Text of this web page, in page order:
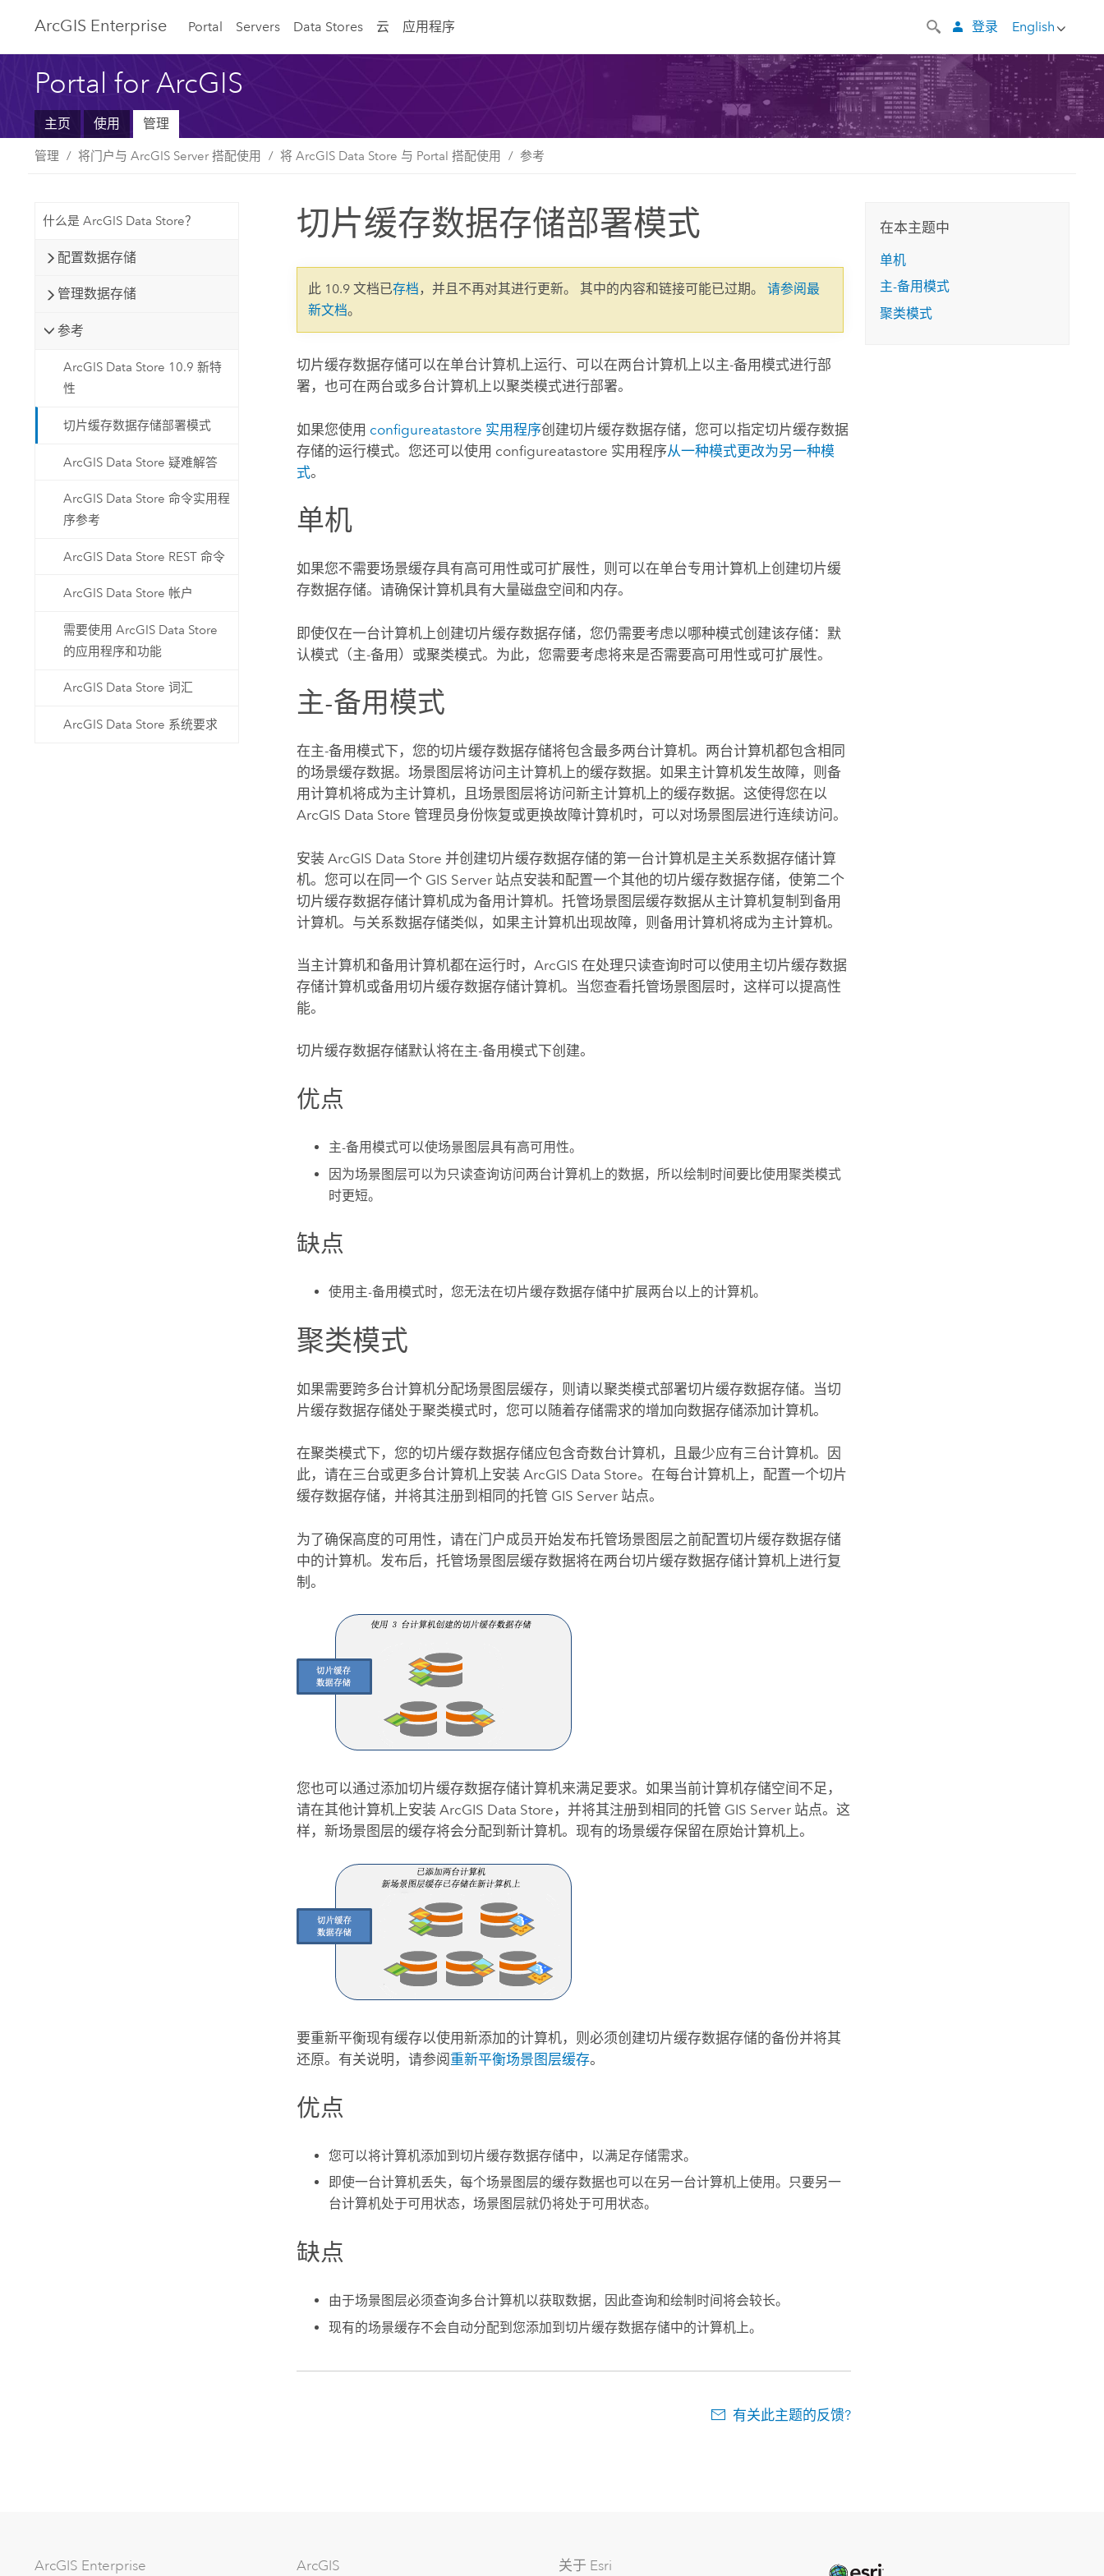
ArcGIS Enterprise Portal Servers Data Stores 云 应用程序 English
登录
Portal for ArcGIS
主页 使用 管理
管理 将门户与 ArcGIS Server 搭配使用 将 ArcGIS Data Store 与 Portal 搭配使用 参考
什么是 ArcGIS Data Store？
配置数据存储
管理数据存储
参考
ArcGIS Data Store 10.9 新特
性
切片缓存数据存储部署模式
ArcGIS Data Store 疑难解答
ArcGIS Data Store 命令实用程
序参考
ArcGIS Data Store REST 命令
ArcGIS Data Store 帐户
需要使用 ArcGIS Data Store
的应用程序和功能
ArcGIS Data Store 词汇
ArcGIS Data Store 系统要求
切片缓存数据存储部署模式
此 10.9 文档已存档，并且不再对其进行更新。 其中的内容和链接可能已过期。请参阅最
新文档。
切片缓存数据存储可以在单台计算机上运行、可以在两台计算机上以主-备用模式进行部
署，也可在两台或多台计算机上以聚类模式进行部署。
如果您使用 configureatastore 实用程序创建切片缓存数据存储，您可以指定切片缓存数据
存储的运行模式。您还可以使用 configureatastore 实用程序从一种模式更改为另一种模
式。
单机
如果您不需要场景缓存具有高可用性或可扩展性，则可以在单台专用计算机上创建切片缓
存数据存储。请确保计算机具有大量磁盘空间和内存。
即使仅在一台计算机上创建切片缓存数据存储，您仍需要考虑以哪种模式创建该存储：默
认模式（主-备用）或聚类模式。为此，您需要考虑将来是否需要高可用性或可扩展性。
主-备用模式
在主-备用模式下，您的切片缓存数据存储将包含最多两台计算机。两台计算机都包含相同
的场景缓存数据。场景图层将访问主计算机上的缓存数据。如果主计算机发生故障，则备
用计算机将成为主计算机，且场景图层将访问新主计算机上的缓存数据。这使得您在以
ArcGIS Data Store 管理员身份恢复或更换故障计算机时，可以对场景图层进行连续访问。
安装ArcGIS Data Store 并创建切片缓存数据存储的第一台计算机是主关系数据存储计算
机。您可以在同一个 GIS Server 站点安装和配置一个其他的切片缓存数据存储，使第二个
切片缓存数据存储计算机成为备用计算机。托管场景图层缓存数据从主计算机复制到备用
计算机。与关系数据存储类似，如果主计算机出现故障，则备用计算机将成为主计算机。
当主计算机和备用计算机都在运行时，ArcGIS 在处理只读查询时可以使用主切片缓存数据
存储计算机或备用切片缓存数据存储计算机。当您查看托管场景图层时，这样可以提高性
能。
切片缓存数据存储默认将在主-备用模式下创建。
优点
主-备用模式可以使场景图层具有高可用性。
因为场景图层可以为只读查询访问两台计算机上的数据，所以绘制时间要比使用聚类模式
时更短。
缺点
使用主-备用模式时，您无法在切片缓存数据存储中扩展两台以上的计算机。
聚类模式
如果需要跨多台计算机分配场景图层缓存，则请以聚类模式部署切片缓存数据存储。当切
片缓存数据存储处于聚类模式时，您可以随着存储需求的增加向数据存储添加计算机。
在聚类模式下，您的切片缓存数据存储应包含奇数台计算机，且最少应有三台计算机。因
此，请在三台或更多台计算机上安装ArcGIS Data Store。在每台计算机上，配置一个切片
缓存数据存储，并将其注册到相同的托管 GIS Server 站点。
为了确保高度的可用性，请在门户成员开始发布托管场景图层之前配置切片缓存数据存储
中的计算机。发布后，托管场景图层缓存数据将在两台切片缓存数据存储计算机上进行复
制。
您也可以通过添加切片缓存数据存储计算机来满足要求。如果当前计算机存储空间不足，
请在其他计算机上安装ArcGIS Data Store ，并将其注册到相同的托管 GIS Server 站点。这
样，新场景图层的缓存将会分配到新计算机。现有的场景缓存保留在原始计算机上。
要重新平衡现有缓存以使用新添加的计算机，则必须创建切片缓存数据存储的备份并将其
还原。有关说明，请参阅 重新平衡场景图层缓存。
优点
您可以将计算机添加到切片缓存数据存储中，以满足存储需求。
即使一台计算机丢失，每个场景图层的缓存数据也可以在另一台计算机上使用。只要另一
台计算机处于可用状态，场景图层就仍将处于可用状态。
缺点
由于场景图层必须查询多台计算机以获取数据，因此查询和绘制时间将会较长。
现有的场景缓存不会自动分配到您添加到切片缓存数据存储中的计算机上。
有关此主题的反馈?
在本主题中
单机
主-备用模式
聚类模式
ArcGIS Enterprise ArcGIS 关于 Esri